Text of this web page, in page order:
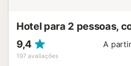
Hotel para 2 pessoas,
9,4
197 avaliações
A